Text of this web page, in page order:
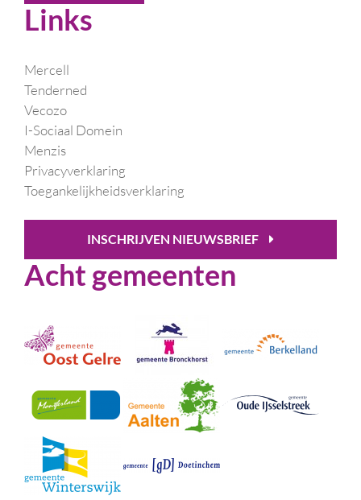
Links
Mercell
Tenderned
Vecozo
I-Sociaal Domein
Menzis
Privacyverklaring
Toegankelijkheidsverklaring
INSCHRIJVEN NIEUWSBRIEF
Acht gemeenten